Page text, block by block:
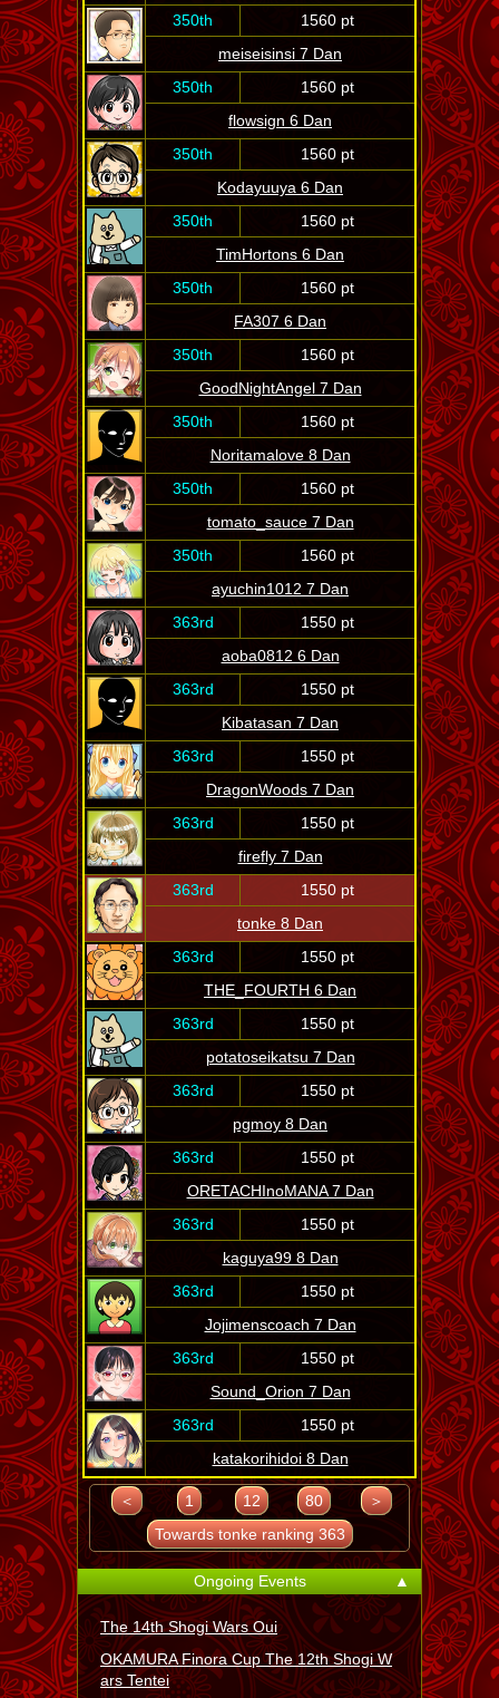
350th
1560 pt
meiseisinsi 7 Dan
350th
1560 pt
flowsign 6 Dan
350th
1560 pt
Kodayuuya 6 Dan
350th
1560 pt
TimHortons 6 Dan
350th
1560 pt
FA307 6 Dan
350th
1560 pt
GoodNightAngel 7 Dan
350th
1560 pt
Noritamalove 8 Dan
350th
1560 pt
tomato_sauce 7 Dan
350th
1560 pt
ayuchin1012 7 Dan
363rd
1550 pt
aoba0812 6 Dan
363rd
1550 pt
Kibatasan 7 Dan
363rd
1550 pt
DragonWoods 7 Dan
363rd
1550 pt
firefly 7 Dan
363rd
1550 pt
tonke 8 Dan
363rd
1550 pt
THE_FOURTH 6 Dan
363rd
1550 pt
potatoseikatsu 7 Dan
363rd
1550 pt
pgmoy 8 Dan
363rd
1550 pt
ORETACHInoMANA 7 Dan
363rd
1550 pt
kaguya99 8 Dan
363rd
1550 pt
Jojimenscoach 7 Dan
363rd
1550 pt
Sound_Orion 7 Dan
363rd
1550 pt
katakorihidoi 8 Dan
＜ 1 12 80
＞
Towards tonke ranking 363
Ongoing Events ▲
The 14th Shogi Wars Oui
OKAMURA Finora Cup The 12th Shogi W
ars Tentei